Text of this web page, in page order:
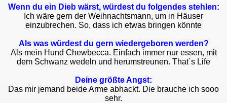
Wenn du ein Dieb wärst, würdest du folgendes stehlen:
Ich wäre gern der Weihnachtsmann, um in Häuser
einzubrechen. So, dass ich etwas bringen könnte
Als was würdest du gern wiedergeboren werden?
Als mein Hund Chewbecca. Einfach immer nur essen, mit
dem Schwanz wedeln und herumstreunen. That´s Life
Deine größte Angst:
Das mir jemand beide Arme abhackt. Die brauche ich sooo
sehr.